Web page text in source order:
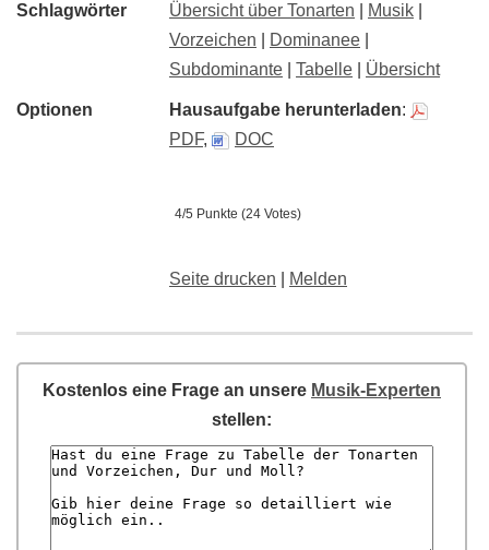
Schlagwörter Übersicht über Tonarten Musik
Vorzeichen
Dominanee
Subdominante
Tabelle Übersicht
Optionen Hausaufgabe herunterladen:
PDF, DOC
4/5 Punkte (24 Votes)
Seite drucken Melden
Kostenlos eine Frage an unsere Musik-Experten
stellen: